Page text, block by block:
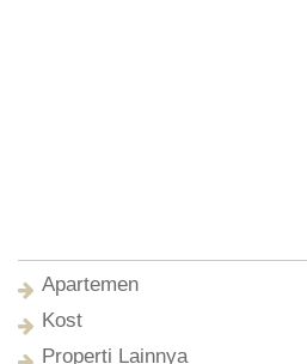
Apartemen
Kost
Properti Lainnya